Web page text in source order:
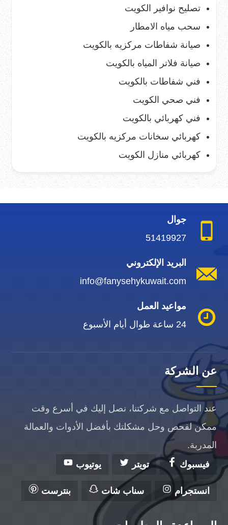
تصليح نوافير الكويت
سحب مياه الامطار
صيانة شفاطات مركزيه بالكويت
صيانة فلاتر المياه بالكويت
فني شفاطات بالكويت
فني صحي الكويت
فني كهربائي بالكويت
كهربائي سخانات مركزيه بالكويت
كهربائي منازل الكويت
جوال
51419927
البريد الإلكتروني
info@fanysehykuwait.com
مواعيد العمل
24 ساعة طوال أيام الأسبوع
عن الشركة
عند التواصل مع شركتنا، نصل إليك في أسرع وقت
ممكن لفحص وحل مشكلتك بأفضل الأدوات والعمالة
المدربة.
فيسبوك
تويتر يوتيوب
انستجرام سناب شات بنترست